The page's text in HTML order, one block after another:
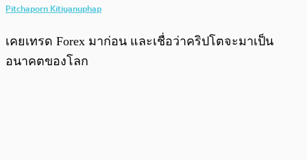
Pitchaporn Kitiyanuphap
เคยเทรด Forex มาก่อน และเชื่อว่าคริปโตจะมาเป็น
อนาคตของโลก